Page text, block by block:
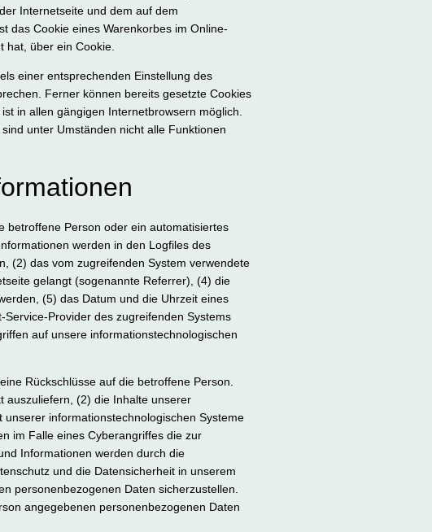
Internetseite und dem auf dem
das Cookie eines Warenkorbes im Online-
hat, über ein Cookie.
einer entsprechenden Einstellung des
Ferner können bereits gesetzte Cookies
in allen gängigen Internetbrowsern möglich.
unter Umständen nicht alle Funktionen
betroffene Person oder ein automatisiertes
werden in den Logfiles des
(2) das vom zugreifenden System verwendete
gelangt (sogenannte Referrer), (4) die
(5) das Datum und die Uhrzeit eines
Provider des zugreifenden Systems
auf unsere informationstechnologischen
Rückschlüsse auf die betroffene Person.
auszuliefern, (2) die Inhalte unserer
informationstechnologischen Systeme
im Falle eines Cyberangriffes die zur
Informationen werden durch die
und die Datensicherheit in unserem
personenbezogenen Daten sicherzustellen.
angegebenen personenbezogenen Daten